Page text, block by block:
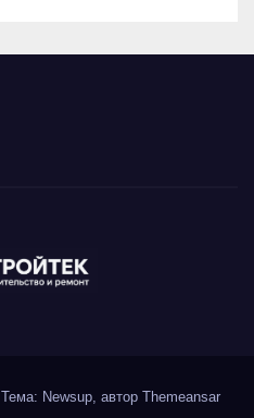
Тема: Newsup, автор Themeansar